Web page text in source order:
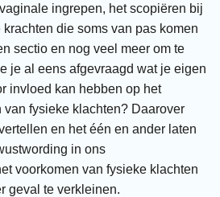
ingrepen, het scopiëren bij
die soms van pas komen
sectio en nog veel meer om te
je al eens afgevraagd wat je eigen
invloed kan hebben op het
van fysieke klachten? Daarover
en het één en ander laten
in ons
voorkomen van fysieke klachten
geval te verkleinen.